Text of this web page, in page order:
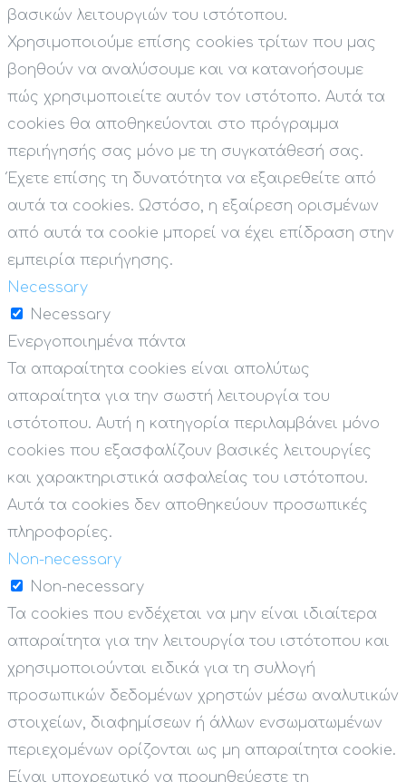
βασικών λειτουργιών του ιστότοπου.
Χρησιμοποιούμε επίσης cookies τρίτων που μας
βοηθούν να αναλύσουμε και να κατανοήσουμε
πώς χρησιμοποιείτε αυτόν τον ιστότοπο. Αυτά τα
cookies θα αποθηκεύονται στο πρόγραμμα
περιήγησής σας μόνο με τη συγκατάθεσή σας.
Έχετε επίσης τη δυνατότητα να εξαιρεθείτε από
αυτά τα cookies. Ωστόσο, η εξαίρεση ορισμένων
από αυτά τα cookie μπορεί να έχει επίδραση στην
εμπειρία περιήγησης.
Necessary
Necessary
Ενεργοποιημένα πάντα
Τα απαραίτητα cookies είναι απολύτως
απαραίτητα για την σωστή λειτουργία του
ιστότοπου. Αυτή η κατηγορία περιλαμβάνει μόνο
cookies που εξασφαλίζουν βασικές λειτουργίες
και χαρακτηριστικά ασφαλείας του ιστότοπου.
Αυτά τα cookies δεν αποθηκεύουν προσωπικές
πληροφορίες.
Non-necessary
Non-necessary
Τα cookies που ενδέχεται να μην είναι ιδιαίτερα
απαραίτητα για την λειτουργία του ιστότοπου και
χρησιμοποιούνται ειδικά για τη συλλογή
προσωπικών δεδομένων χρηστών μέσω αναλυτικών
στοιχείων, διαφημίσεων ή άλλων ενσωματωμένων
περιεχομένων ορίζονται ως μη απαραίτητα cookie.
Είναι υποχρεωτικό να προμηθεύεστε τη